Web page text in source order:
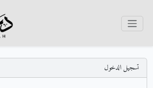
تسجيل الدخول